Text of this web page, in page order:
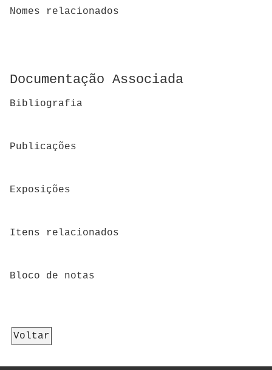
Nomes relacionados
Documentação Associada
Bibliografia
Publicações
Exposições
Itens relacionados
Bloco de notas
Voltar